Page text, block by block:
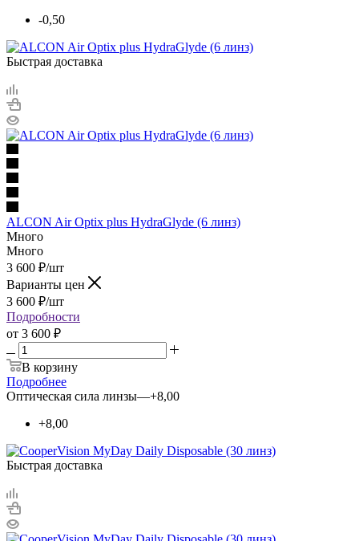
-0,50
Быстрая доставка
ALCON Air Optix plus HydraGlyde (6 линз)
Много
Много
3 600 ₽/шт
Варианты цен
3 600 ₽/шт
Подробности
от 3 600 ₽
В корзину
Подробнее
Оптическая сила линзы—+8,00
+8,00
Быстрая доставка